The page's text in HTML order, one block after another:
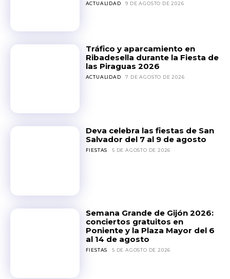
ACTUALIDAD 9 DE AGOSTO DE 2026
Tráfico y aparcamiento en
Ribadesella durante la Fiesta de
las Piraguas 2026
ACTUALIDAD 7 DE AGOSTO DE 2026
Deva celebra las fiestas de San
Salvador del 7 al 9 de agosto
FIESTAS 5 DE AGOSTO DE 2026
Semana Grande de Gijón 2026:
conciertos gratuitos en
Poniente y la Plaza Mayor del 6
al 14 de agosto
FIESTAS 5 DE AGOSTO DE 2026